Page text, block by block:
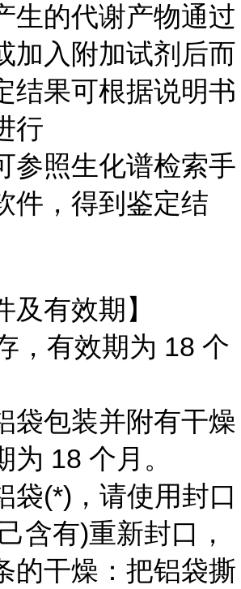
生的代谢产物通过
加入附加试剂后而
结果可根据说明书
行
参照生化谱检索手
件，得到鉴定结
及有效期】
，有效期为 18 个
袋包装并附有干燥
为 18 个月。
袋(*)，请使用封口
含有)重新封口，
的干燥：把铝袋撕